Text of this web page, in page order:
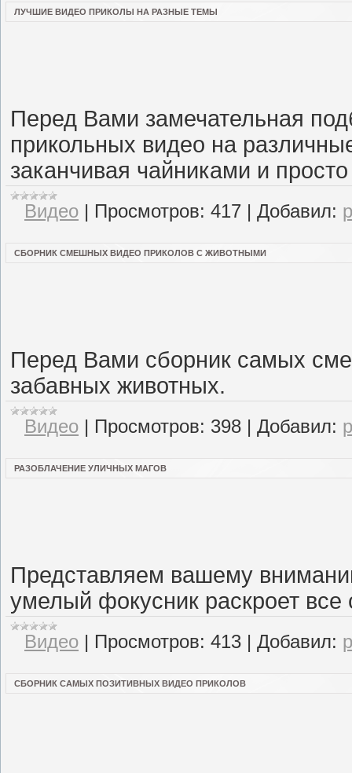
ЛУЧШИЕ ВИДЕО ПРИКОЛЫ НА РАЗНЫЕ ТЕМЫ
Перед Вами замечательная
прикольных видео на
заканчивая чайниками и
Видео | Просмотров: 417 | Добавил:
СБОРНИК СМЕШНЫХ ВИДЕО ПРИКОЛОВ С ЖИВОТНЫМИ
Перед Вами сборник самых
забавных животных.
Видео | Просмотров: 398 | Добавил:
РАЗОБЛАЧЕНИЕ УЛИЧНЫХ МАГОВ
Представляем вашему
умелый фокусник раскроет все
Видео | Просмотров: 413 | Добавил:
СБОРНИК САМЫХ ПОЗИТИВНЫХ ВИДЕО ПРИКОЛОВ